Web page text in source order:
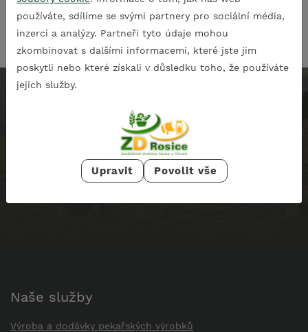
barvivo: E150d).
Spokojenost zákazníků je pro naše
zemědělské družstvo měřítkem dobře
odvedené práce
Naše služby
Výroba a dodávky pekařských výrobků
používáte, sdílíme se svými partnery pro sociální média,
inzerci a analýzy. Partneři tyto údaje mohou
zkombinovat s dalšími informacemi, které jste jim
poskytli nebo které získali v důsledku toho, že používáte
jejich služby.
Upravit Povolit vše